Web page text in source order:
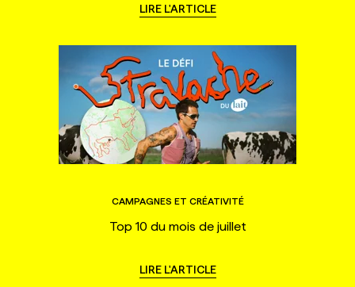
LIRE L'ARTICLE
CAMPAGNES ET CRÉATIVITÉ
Top 10 du mois de juillet
LIRE L'ARTICLE